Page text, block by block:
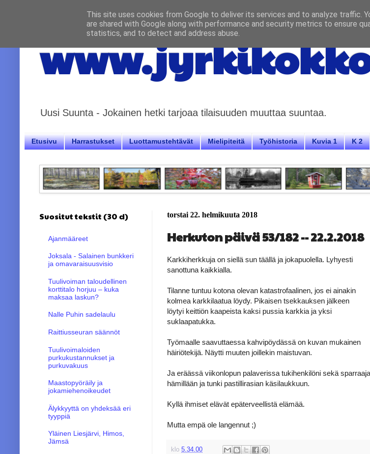
Uusi Suunta - Jokainen hetki tarjoaa tilaisuuden muuttaa suuntaa.
Etusivu Harrastukset Luottamustehtävät Mielipiteitä Työhistoria Kuvia 1 K 2
torstai 22. helmikuuta 2018
Herkuton päivä 53/182 -- 22.2.2018
Karkkiherkkuja on siellä sun täällä ja jokapuolella. Lyhyesti
sanottuna kaikkialla.
Tilanne tuntuu kotona olevan katastrofaalinen, jos ei ainakin
kolmea karkkilaatua löydy. Pikaisen tsekkauksen jälkeen
löytyi keittiön kaapeista kaksi pussia karkkia ja yksi
suklaapatukka.
Työmaalle saavuttaessa kahvipöydässä on kuvan mukainen
häiriötekijä. Näytti muuten joillekin maistuvan.
Ja eräässä viikonlopun palaverissa tukihenkilöni sekä
hämillään ja tunki pastillirasian käsilaukkuun.
Kyllä ihmiset elävät epäterveellistä elämää.
Mutta empä ole langennut ;)
klo 5.34.00
Suositut tekstit (30 d)
Ajanmääreet
Joksala - Salainen bunkkeri
ja omavaraisuusvisio
Tuulivoiman taloudellinen
korttitalo horjuu – kuka
maksaa laskun?
Nalle Puhin sadelaulu
Raittiusseuran säännöt
Tuulivoimaloiden
purkukustannukset ja
purkuvakuus
Maastopyöräily ja
jokamiehenoikeudet
Älykkyyttä on yhdeksää eri
tyyppiä
Yläinen Liesjärvi, Himos,
Jämsä
This site uses cookies from Google to deliver its services and to analyze traffic.
are shared with Google along with performance and security metrics to ensure
statistics, and to detect and address abuse.